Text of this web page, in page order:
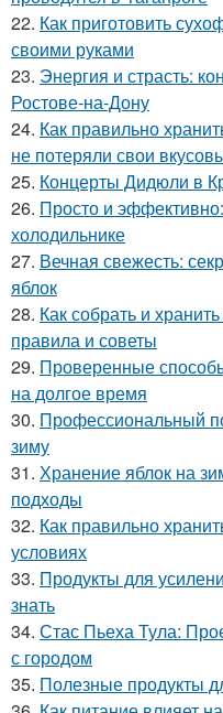
22. Как приготовить
своими руками
23. Энергия и страсть:
Ростове-на-Дону
24. Как правильно
не потеряли свои
25. Концерты Дидюли в
26. Просто и
холодильнике
27. Вечная свежесть:
яблок
28. Как собрать и
правила и советы
29. Проверенные
на долгое время
30. Профессиональный
зиму
31. Хранение яблок на
подходы
32. Как правильно
условиях
33. Продукты для
знать
34. Стас Пьеха Тула:
с городом
35. Полезные продукты